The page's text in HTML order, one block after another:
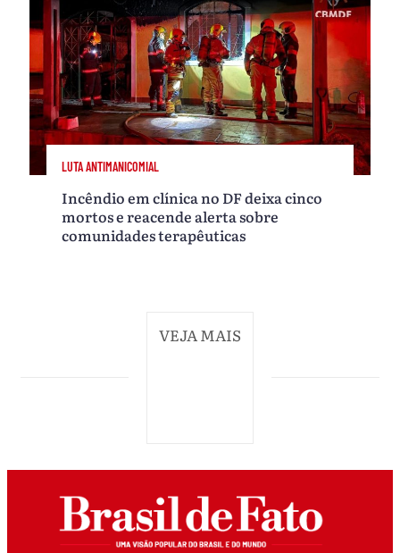
LUTA ANTIMANICOMIAL
Incêndio em clínica no DF deixa cinco
mortos e reacende alerta sobre
comunidades terapêuticas
VEJA MAIS